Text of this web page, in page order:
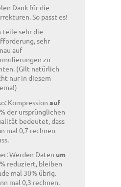
Dank für die
So passt es!
teile sehr die
sehr
auf
zu
(Gilt natürlich
nur in diesem
Kompression auf
der ursprünglichen
bedeutet, dass
mal 0,7 rechnen
Werden Daten um
reduziert, bleiben
mal 30% übrig.
mal 0,3 rechnen.